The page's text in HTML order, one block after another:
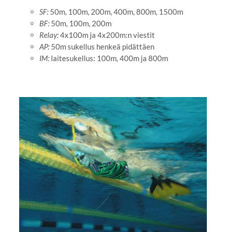
SF:50m, 100m, 200m, 400m, 800m, 1500m
BF:50m, 100m, 200m
Relay:4x100m ja 4x200m:n viestit
AP:50m sukellus henkeä pidättäen
IM: laitesukellus: 100m, 400m ja 800m